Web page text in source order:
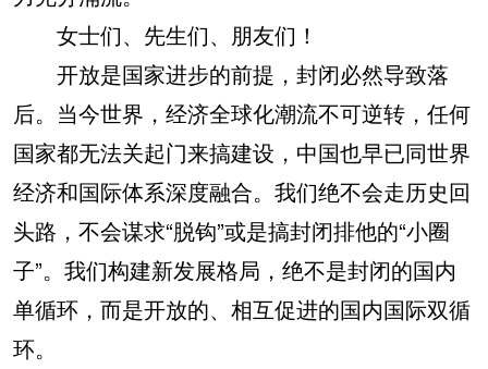
女士们、先生们、朋友们！
开放是国家进步的前提，封闭必然导致落
后。当今世界，经济全球化潮流不可逆转，任何
国家都无法关起门来搞建设，中国也早已同世界
经济和国际体系深度融合。我们绝不会走历史回
头路，不会谋求“脱钩”或是搞封闭排他的“小圈
子”。我们构建新发展格局，绝不是封闭的国内
单循环，而是开放的、相互促进的国内国际双循
环。